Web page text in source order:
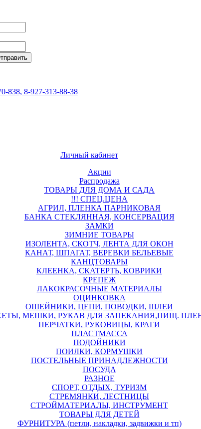
838, 8-927-313-88-38
Личный кабинет
Акции
Распродажа
ТОВАРЫ ДЛЯ ДОМА И САДА
!!! СПЕЦ.ЦЕНА
АГРИЛ, ПЛЕНКА ПАРНИКОВАЯ
БАНКА СТЕКЛЯННАЯ, КОНСЕРВАЦИЯ
ЗАМКИ
ЗИМНИЕ ТОВАРЫ
ИЗОЛЕНТА, СКОТЧ, ЛЕНТА ДЛЯ ОКОН
КАНАТ, ШПАГАТ, ВЕРЕВКИ БЕЛЬЕВЫЕ
КАНЦТОВАРЫ
КЛЕЕНКА, СКАТЕРТЬ, КОВРИКИ
КРЕПЕЖ
ЛАКОКРАСОЧНЫЕ МАТЕРИАЛЫ
ОЦИНКОВКА
ОШЕЙНИКИ, ЦЕПИ, ПОВОДКИ, ШЛЕИ
МЕШКИ, РУКАВ ДЛЯ ЗАПЕКАНИЯ,ПИЩ.
ПЕРЧАТКИ, РУКОВИЦЫ, КРАГИ
ПЛАСТМАССА
ПОДОЙНИКИ
ПОИЛКИ, КОРМУШКИ
ПОСТЕЛЬНЫЕ ПРИНАДЛЕЖНОСТИ
ПОСУДА
РАЗНОЕ
СПОРТ, ОТДЫХ, ТУРИЗМ
СТРЕМЯНКИ, ЛЕСТНИЦЫ
СТРОЙМАТЕРИАЛЫ, ИНСТРУМЕНТ
ТОВАРЫ ДЛЯ ДЕТЕЙ
ФУРНИТУРА (петли, накладки, задвижки и тп)